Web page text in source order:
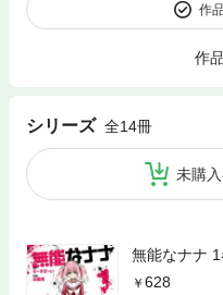
作
作
シリーズ 全14冊
未購
無能なナナ 1
628